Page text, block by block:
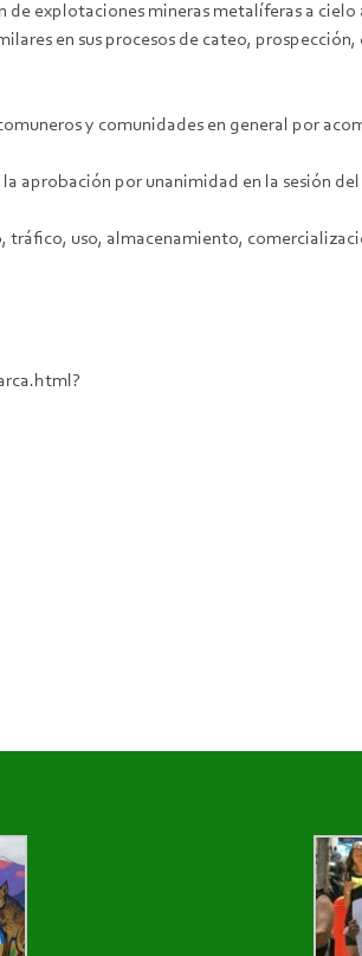
de explotaciones mineras metalíferas a
en sus procesos de cateo,
y comunidades en general por
aprobación por unanimidad en la sesión del
tráfico, uso, almacenamiento,